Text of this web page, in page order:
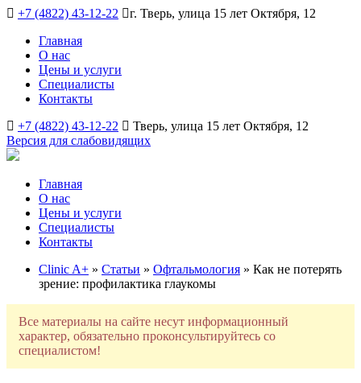
+7 (4822) 43-12-22
г. Тверь, улица 15 лет Октября, 12
Главная
О нас
Цены и услуги
Специалисты
Контакты
+7 (4822) 43-12-22
Тверь, улица 15 лет Октября, 12
Версия для слабовидящих
Главная
О нас
Цены и услуги
Специалисты
Контакты
Clinic A+ » Статьи » Офтальмология » Как не потерять
зрение: профилактика глаукомы
Все материалы на сайте несут информационный
характер, обязательно проконсультируйтесь со
специалистом!